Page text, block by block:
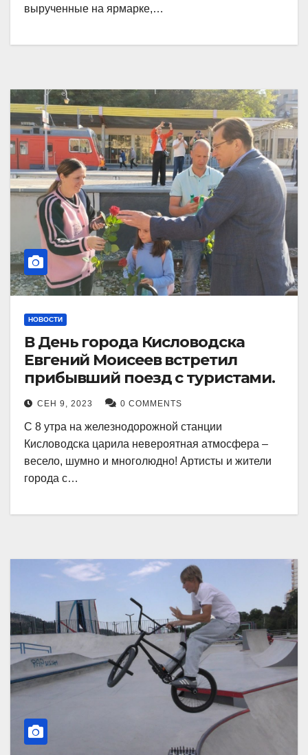
вырученные на ярмарке,…
НОВОСТИ
В День города Кисловодска
Евгений Моисеев встретил
прибывший поезд с туристами.
СЕН 9, 2023 0 COMMENTS
С 8 утра на железнодорожной станции
Кисловодска царила невероятная атмосфера –
весело, шумно и многолюдно! Артисты и жители
города с…